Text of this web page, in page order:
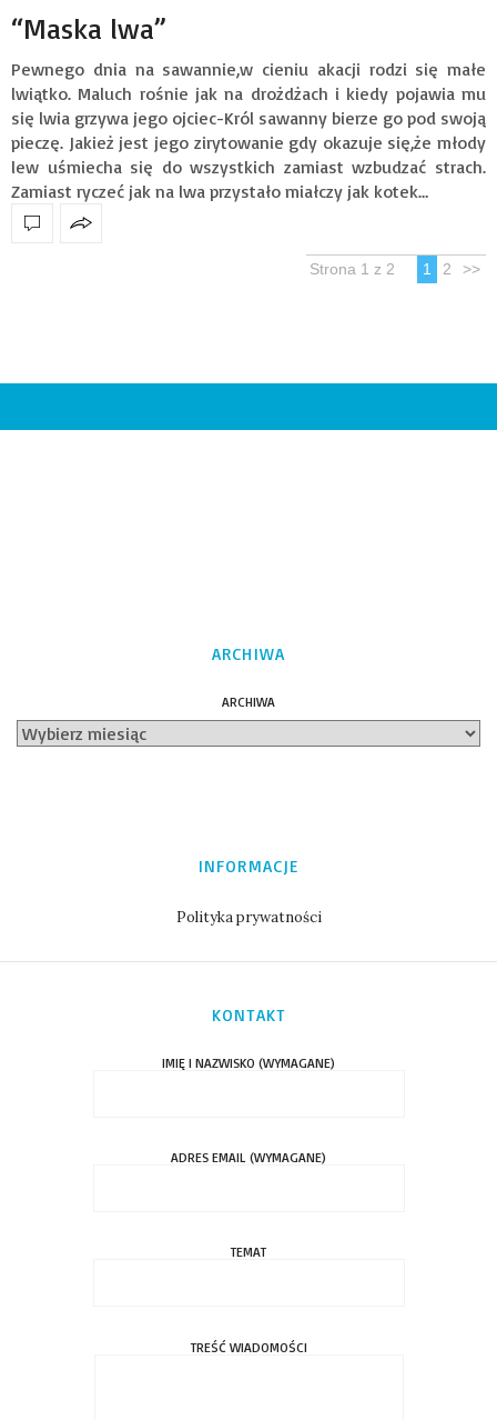
“Maska lwa”
Pewnego dnia na sawannie,w cieniu akacji rodzi się małe
lwiątko. Maluch rośnie jak na drożdżach i kiedy pojawia mu
się lwia grzywa jego ojciec-Król sawanny bierze go pod swoją
pieczę. Jakież jest jego zirytowanie gdy okazuje się,że młody
lew uśmiecha się do wszystkich zamiast wzbudzać strach.
Zamiast ryczeć jak na lwa przystało miałczy jak kotek…
Strona 1 z 2 1 2 >>
ARCHIWA
ARCHIWA
INFORMACJE
Polityka prywatności
KONTAKT
IMIĘ I NAZWISKO (WYMAGANE)
ADRES EMAIL (WYMAGANE)
TEMAT
TREŚĆ WIADOMOŚCI